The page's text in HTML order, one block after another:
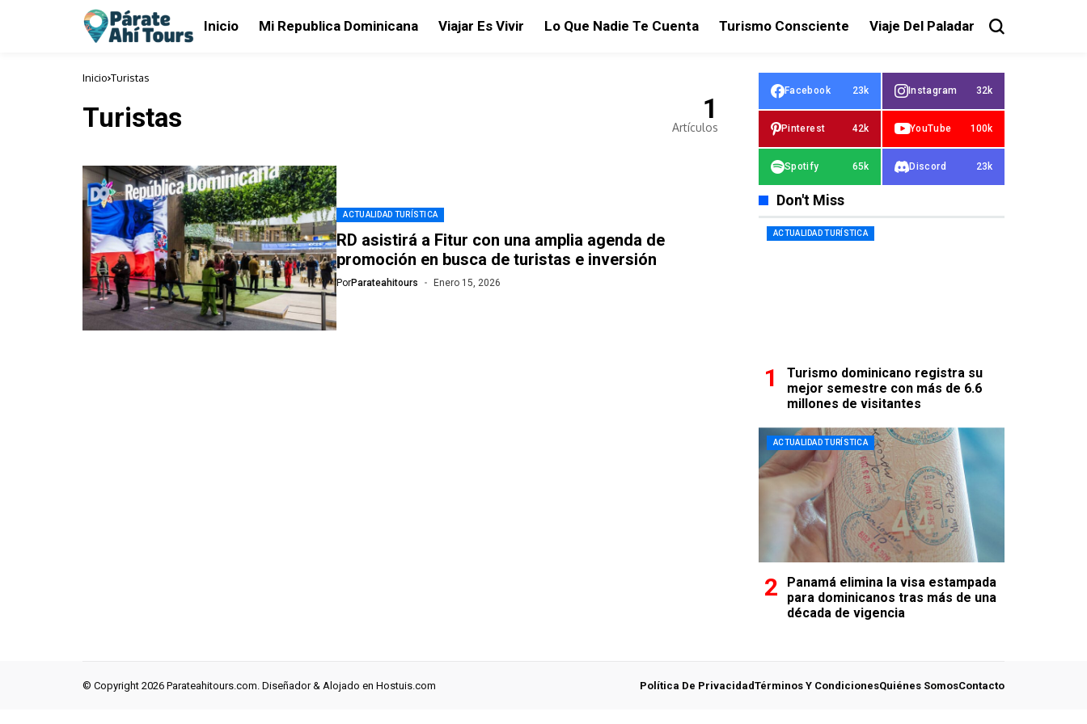
Inicio Mi Republica Dominicana Viajar Es Vivir Lo Que Nadie Te Cuenta Turismo Consciente Viaje Del Paladar
Inicio Turistas
Turistas 1
Artículos
ACTUALIDAD TURÍSTICA
RD asistirá a Fitur con una amplia agenda de
promoción en busca de turistas e inversión
PorParateahitours Enero 15, 2026
Facebook 23k Instagram 32k
Pinterest 42k YouTube 100k
Spotify 65k Discord 23k
Don't Miss
ACTUALIDAD TURÍSTICA
Turismo dominicano registra su
mejor semestre con más de 6.6
millones de visitantes
ACTUALIDAD TURÍSTICA
Panamá elimina la visa estampada
para dominicanos tras más de una
década de vigencia
© Copyright 2026 Parateahitours.com. Diseñador & Alojado en Hostuis.com Política De PrivacidadTérminos Y CondicionesQuiénes SomosContacto